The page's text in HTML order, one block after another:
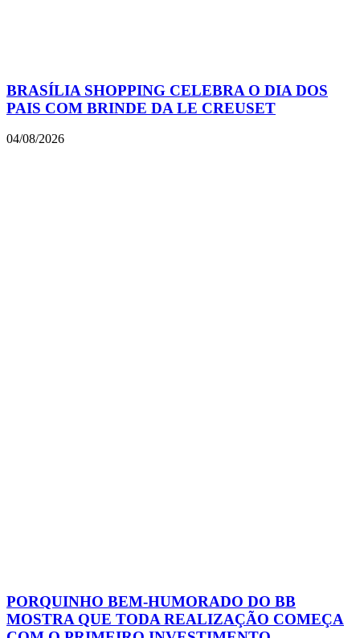
BRASÍLIA SHOPPING CELEBRA O DIA DOS
PAIS COM BRINDE DA LE CREUSET
04/08/2026
PORQUINHO BEM-HUMORADO DO BB
MOSTRA QUE TODA REALIZAÇÃO COMEÇA